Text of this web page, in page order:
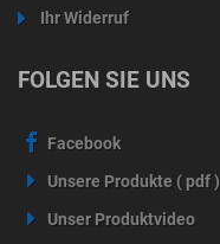
Ihr Widerruf
FOLGEN SIE UNS
Facebook
Unsere Produkte ( pdf )
Unser Produktvideo